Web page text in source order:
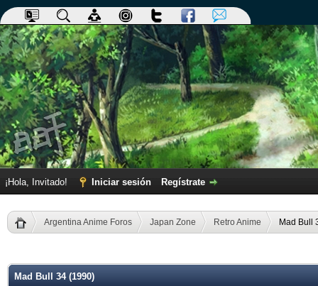
¡Hola, Invitado! Iniciar sesión Regístrate
Argentina Anime Foros Japan Zone Retro Anime Mad Bull
Mad Bull 34 (1990)